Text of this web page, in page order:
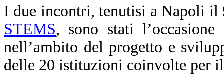
I due incontri, tenutisi a Napoli il
STEMS, sono stati
nell’ambito del progetto e
delle 20 istituzioni coinvolte per